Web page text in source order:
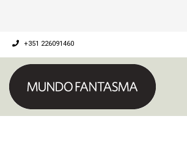
+351 226091460